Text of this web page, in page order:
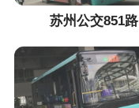
苏州公交851路